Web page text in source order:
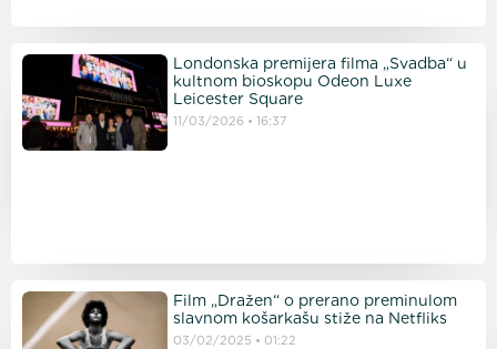
Londonska premijera filma „Svadba“ u
kultnom bioskopu Odeon Luxe
Leicester Square
11/03/2026 16:37
Film „Dražen“ o prerano preminulom
slavnom košarkašu stiže na Netfliks
03/02/2025 01:22